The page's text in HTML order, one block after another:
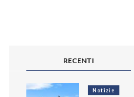
RECENTI
Notizie